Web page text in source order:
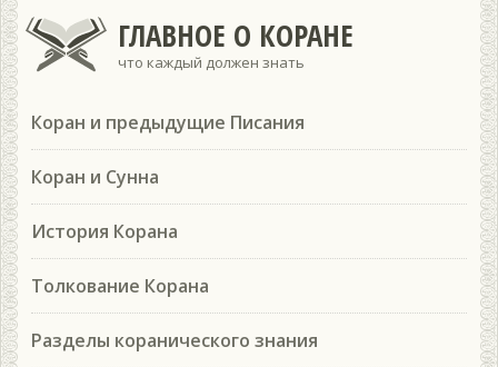
ГЛАВНОЕ О КОРАНЕ
что каждый должен знать
Коран и предыдущие Писания
Коран и Сунна
История Корана
Толкование Корана
Разделы коранического знания